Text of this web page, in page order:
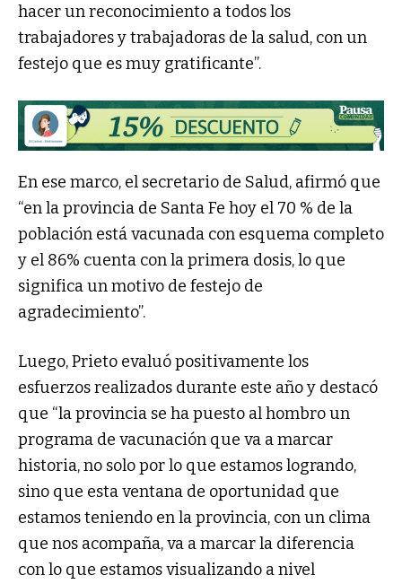
hacer un reconocimiento a todos los
trabajadores y trabajadoras de la salud, con un
festejo que es muy gratificante”.
En ese marco, el secretario de Salud, afirmó que
“en la provincia de Santa Fe hoy el 70 % de la
población está vacunada con esquema completo
y el 86% cuenta con la primera dosis, lo que
significa un motivo de festejo de
agradecimiento”.
Luego, Prieto evaluó positivamente los
esfuerzos realizados durante este año y destacó
que “la provincia se ha puesto al hombro un
programa de vacunación que va a marcar
historia, no solo por lo que estamos logrando,
sino que esta ventana de oportunidad que
estamos teniendo en la provincia, con un clima
que nos acompaña, va a marcar la diferencia
con lo que estamos visualizando a nivel